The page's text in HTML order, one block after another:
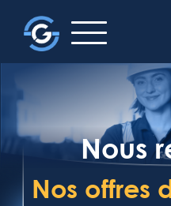
Nous
Nos offres